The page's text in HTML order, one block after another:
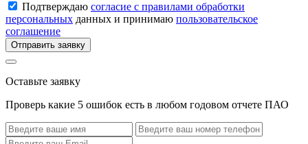
Подтверждаю согласие с правилами обработки
персональных данных и принимаю пользовательское
соглашение
Отправить заявку
Оставьте заявку
Проверь какие 5 ошибок есть в любом годовом отчете ПАО